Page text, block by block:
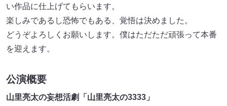
い作品に仕上げてもらいます。
楽しみであるし恐怖でもある、覚悟は決めました。
どうぞよろしくお願いします。僕はただただ頑張って本番
を迎えます。
公演概要
山里亮太の妄想活劇「山里亮太の3333」